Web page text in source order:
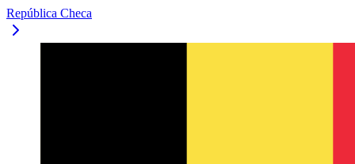
República Checa